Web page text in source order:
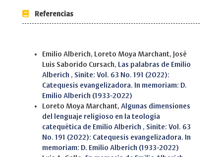
Referencias
Emilio Alberich, Loreto Moya Marchant, José
Luis Saborido Cursach, Las palabras de Emilio
Alberich , Sinite: Vol. 63 No. 191 (2022):
Catequesis evangelizadora. In memoriam: D.
Emilio Alberich (1933-2022)
Loreto Moya Marchant, Algunas dimensiones
del lenguaje religioso en la teología
catequética de Emilio Alberich , Sinite: Vol. 63
No. 191 (2022): Catequesis evangelizadora. In
memoriam: D. Emilio Alberich (1933-2022)